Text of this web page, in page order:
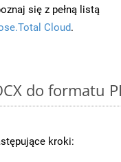
się z pełną listą
Cloud.
do formatu
kroki: